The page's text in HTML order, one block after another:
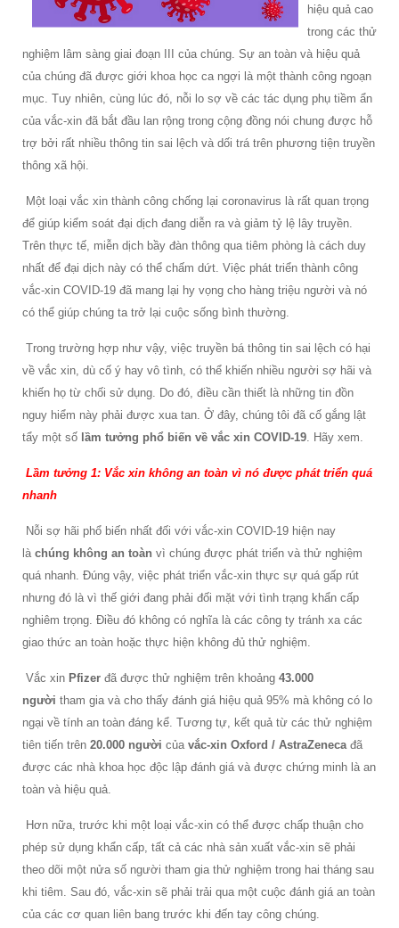
hiệu quả cao
trong các thử
nghiệm lâm sàng giai đoạn III của chúng. Sự an toàn và hiệu quả
của chúng đã được giới khoa học ca ngợi là một thành công ngoạn
mục. Tuy nhiên, cùng lúc đó, nỗi lo sợ về các tác dụng phụ tiềm ẩn
của vắc-xin đã bắt đầu lan rộng trong cộng đồng nói chung được hỗ
trợ bởi rất nhiều thông tin sai lệch và dối trá trên phương tiện truyền
thông xã hội.
Một loại vắc xin thành công chống lại coronavirus là rất quan trọng
để giúp kiểm soát đại dịch đang diễn ra và giảm tỷ lệ lây truyền.
Trên thực tế, miễn dịch bầy đàn thông qua tiêm phòng là cách duy
nhất để đại dịch này có thể chấm dứt. Việc phát triển thành công
vắc-xin COVID-19 đã mang lại hy vọng cho hàng triệu người và nó
có thể giúp chúng ta trở lại cuộc sống bình thường.
Trong trường hợp như vậy, việc truyền bá thông tin sai lệch có hại
về vắc xin, dù cố ý hay vô tình, có thể khiến nhiều người sợ hãi và
khiến họ từ chối sử dụng. Do đó, điều cần thiết là những tin đồn
nguy hiểm này phải được xua tan. Ở đây, chúng tôi đã cố gắng lật
tẩy một số lầm tưởng phổ biến về vắc xin COVID-19 . Hãy xem.
Lầm tưởng 1: Vắc xin không an toàn vì nó được phát triển quá
nhanh
Nỗi sợ hãi phổ biến nhất đối với vắc-xin COVID-19 hiện nay
là chúng không an toàn vì chúng được phát triển và thử nghiệm
quá nhanh. Đúng vậy, việc phát triển vắc-xin thực sự quá gấp rút
nhưng đó là vì thế giới đang phải đối mặt với tình trạng khẩn cấp
nghiêm trọng. Điều đó không có nghĩa là các công ty tránh xa các
giao thức an toàn hoặc thực hiện không đủ thử nghiệm.
Vắc xin Pfizer đã được thử nghiệm trên khoảng 43.000
người tham gia và cho thấy đánh giá hiệu quả 95% mà không có lo
ngại về tính an toàn đáng kể. Tương tự, kết quả từ các thử nghiệm
tiên tiến trên 20.000 người của vắc-xin Oxford / AstraZeneca đã
được các nhà khoa học độc lập đánh giá và được chứng minh là an
toàn và hiệu quả.
Hơn nữa, trước khi một loại vắc-xin có thể được chấp thuận cho
phép sử dụng khẩn cấp, tất cả các nhà sản xuất vắc-xin sẽ phải
theo dõi một nửa số người tham gia thử nghiệm trong hai tháng sau
khi tiêm. Sau đó, vắc-xin sẽ phải trải qua một cuộc đánh giá an toàn
của các cơ quan liên bang trước khi đến tay công chúng.